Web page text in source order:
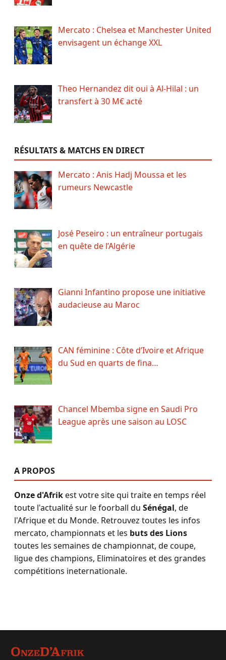
Mercato : Chelsea et Manchester United
envisagent un échange XXL
Theo Hernandez dit oui à Al-Hilal : un
transfert à 30 M€ acté
RÉSULTATS & MATCHS EN DIRECT
Mercato : Anis Hadj Moussa et les
rumeurs Newcastle
José Peseiro : un entraîneur portugais
en quête de l’Algérie
Gianni Infantino propose une initiative
audacieuse au Maroc
CAN féminine : Côte d’Ivoire et Afrique
du Sud en quarts de fina…
Chancel Mbemba signe en Saudi Pro
League après une saison au LOSC
A PROPOS
Onze d'Afrikest votre site qui traite en temps réel
toute l'actualité sur le foorball du Sénégal, de
l'Afrique et du Monde. Retrouvez toutes les infos
mercato, championnats et les buts des Lions
toutes les semaines de championnat, de coupe,
ligue des champions, Eliminatoires et des grandes
compétitions ineternationale.